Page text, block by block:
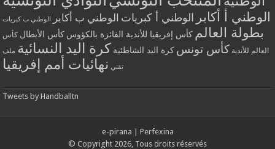
الوطني أ أكابر الوطني أ كبريات الوطني ب أكابر الوطني ب كبريات
بطولة العالم كأس إفريقيا للأندية الفائزة بالكؤوس كأس الأبطال كأس
العالم للأندية كأس تونس كرة اليد الشاطئية كرة اليد النسائية ملف
تقني نهائيات أمم إفريقيا
Tweets by Handballtn
e-pirana
Perfexina
© Copyright 2026, Tous droits réservés